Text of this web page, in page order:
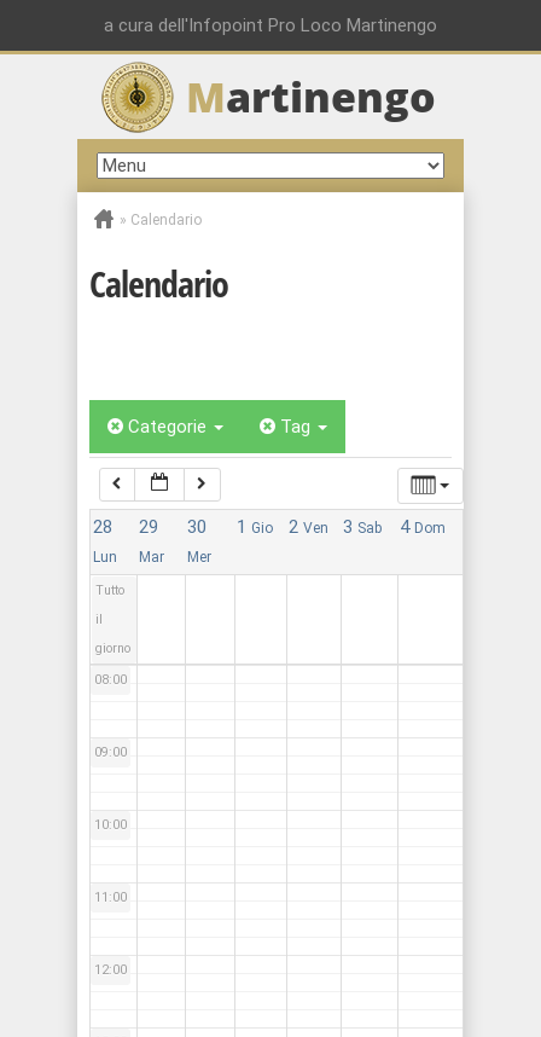
a cura dell'Infopoint Pro Loco Martinengo
Martinengo
» Calendario
Calendario
Categorie Tag
28
Lun
29
Mar
30
Mer
1 Gio 2 Ven 3 Sab 4 Dom
Tutto
il
giorno
00:00
01:00
05:00
06:00
08:00
09:00
10:00
11:00
12:00